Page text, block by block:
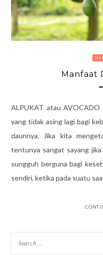
Manfaat
ALPUKAT atau AVOCADO
yang tidak asing lagi bagi
daunnya. Jika kita
tentunya sangat sayang
sungguh berguna bagi
sendiri, ketika pada suatu